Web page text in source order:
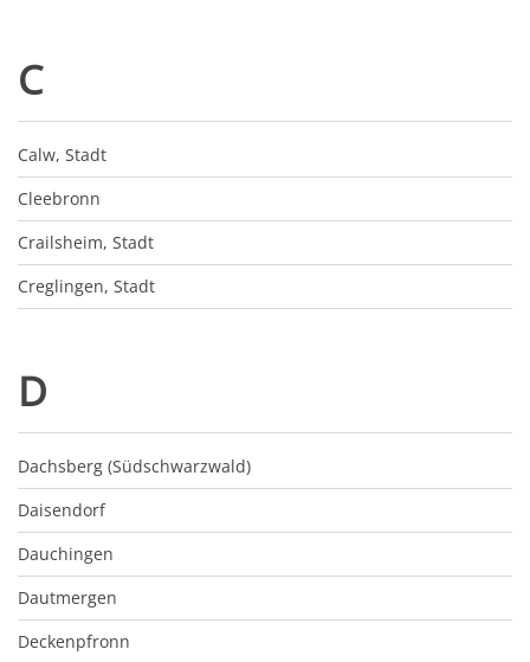
C
Calw, Stadt
Cleebronn
Crailsheim, Stadt
Creglingen, Stadt
D
Dachsberg (Südschwarzwald)
Daisendorf
Dauchingen
Dautmergen
Deckenpfronn